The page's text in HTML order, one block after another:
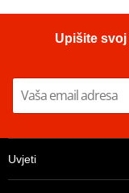
Upišite
Uvjeti